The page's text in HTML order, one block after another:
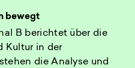
bewegt
B berichtet über die
Kultur in der
die Analyse und